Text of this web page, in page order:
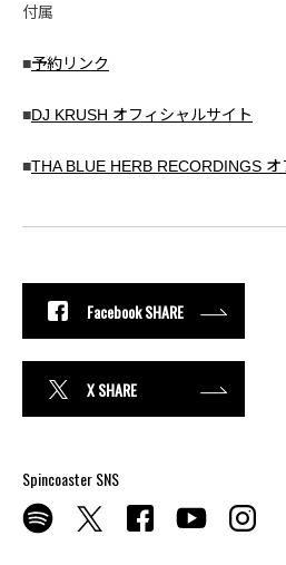
付属
■予約リンク
■DJ KRUSH オフィシャルサイト
■THA BLUE HERB RECORDINGS
Facebook SHARE
X SHARE
Spincoaster SNS